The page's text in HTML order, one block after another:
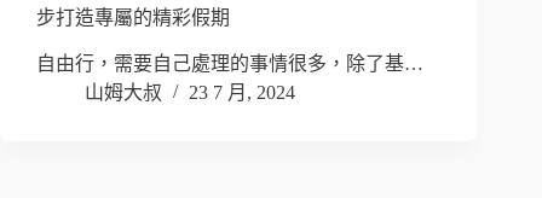
步打造專屬的精彩假期
自由行，需要自己處理的事情很多，除了基…
山姆大叔
23 7 月, 2024